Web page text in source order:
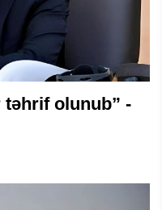
təhrif olunub” -